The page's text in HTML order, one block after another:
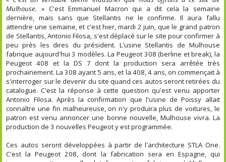
Mulhouse. » C'est Emmanuel Macron qui a dit cela la semaine
dernière, mais sans que Stellantis ne le confirme. Il aura fallu
attendre une semaine, et c'est hier, mardi 2 juin, que le grand patron
de Stellantis, Antonio Filosa, s'est déplacé sur le site pour confirmer à
peu près les dires du président. L'usine Stellantis de Mulhouse
fabrique aujourd'hui 3 modèles. La Peugeot 308 (berline et break), la
Peugeot 408 et la DS 7 dont la production sera arrêtée très
prochainement. La 308 ayant 5 ans, et la 408, 4 ans, on commençait à
s'interroger sur le devenir du site quand ces autos seront retirées du
catalogue. C'est la réponse à cette question qu'est venu apporter
Antonio Filosa. Après la confirmation que l'usine de Poissy allait
connaître une fin malheureuse, on n'y produira plus de voitures, le
patron est venu annoncer une bonne nouvelle, Mulhouse vivra. La
production de 3 nouvelles Peugeot y est programmée.
Ces autos seront développées à partir de l'architecture STLA One.
C'est la Peugeot 208, dont la fabrication sera en Espagne, qui